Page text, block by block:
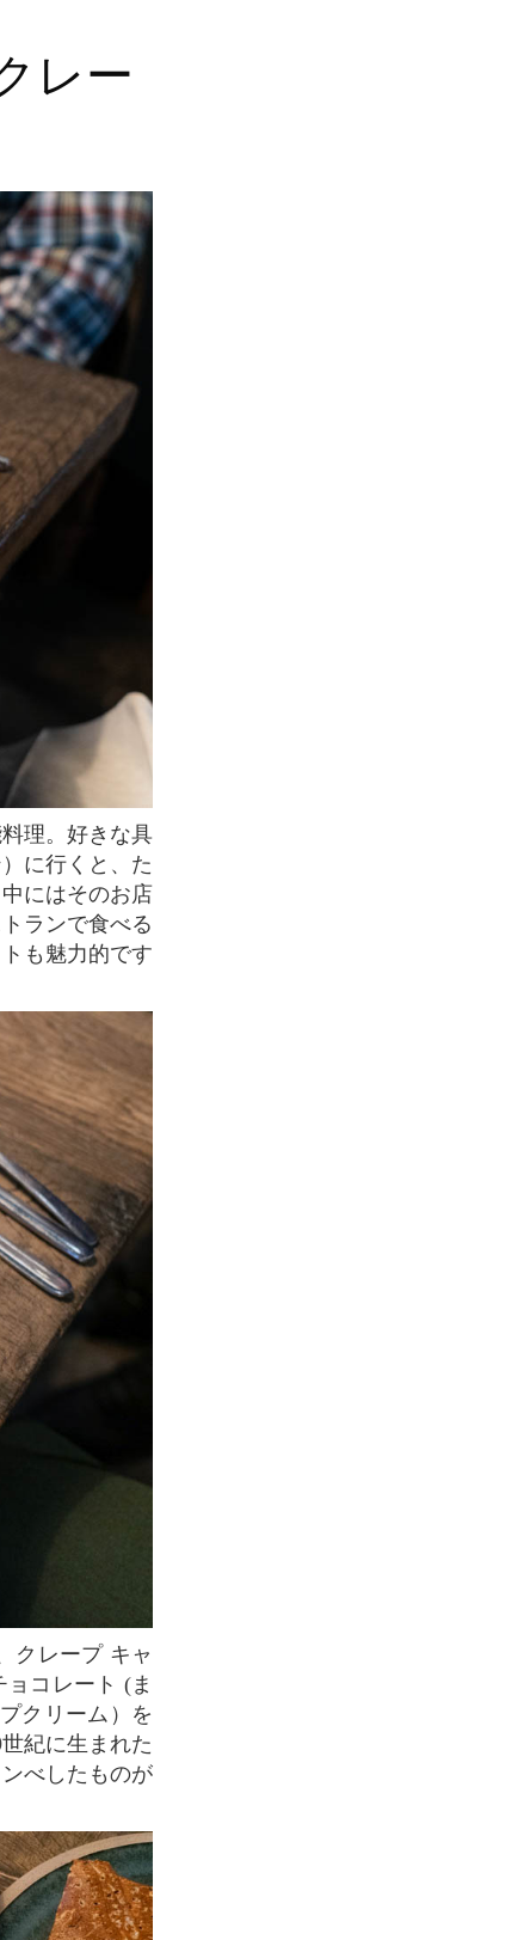
に行くと、た
にはそのお店
ランで食べる
も魅力的です
コレート (ま
クリーム）を
紀に生まれた
べしたものが